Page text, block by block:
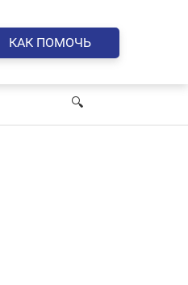
КАК ПОМОЧЬ
🔍︎